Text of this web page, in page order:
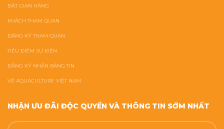
ĐẶT GIAN HÀNG
KHÁCH THAM QUAN
ĐĂNG KÝ THAM QUAN
TIÊU ĐIỂM SỰ KIỆN
ĐĂNG KÝ NHẬN BẢNG TIN
VỀ AQUACULTURE VIỆT NAM
NHẬN ƯU ĐÃI ĐỘC QUYỀN VÀ THÔNG TIN SỚM NHẤT